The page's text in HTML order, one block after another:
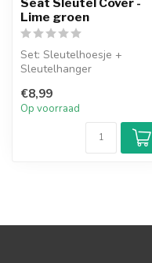
Lime groen
Set: Sleutelhoesje +
Sleutelhanger
€8,99
Op voorraad